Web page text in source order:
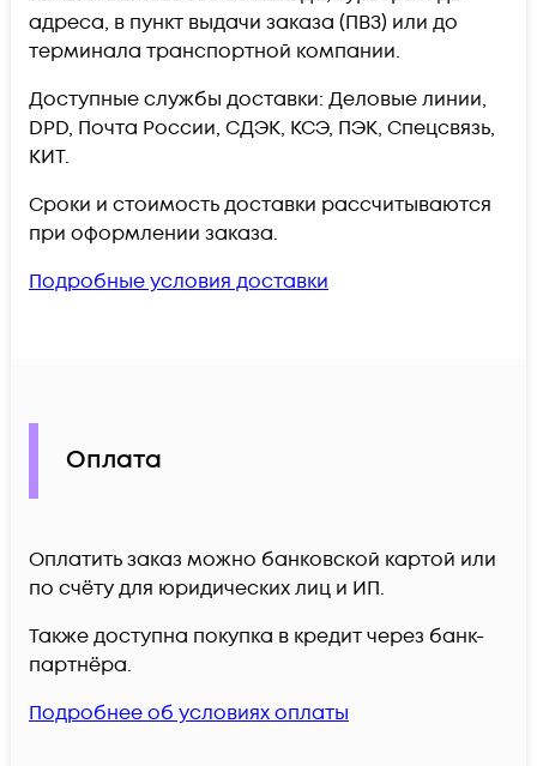
адреса, в пункт выдачи заказа (ПВЗ) или до
терминала транспортной компании.
Доступные службы доставки: Деловые линии,
DPD, Почта России, СДЭК, КСЭ, ПЭК, Спецсвязь,
КИТ.
Сроки и стоимость доставки рассчитываются
при оформлении заказа.
Подробные условия доставки
Оплата
Оплатить заказ можно банковской картой или
по счёту для юридических лиц и ИП.
Также доступна покупка в кредит через банк-
партнёра.
Подробнее об условиях оплаты